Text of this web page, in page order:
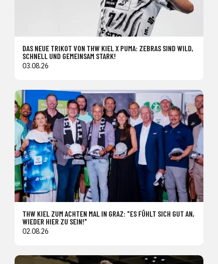
DAS NEUE TRIKOT VON THW KIEL X PUMA: ZEBRAS SIND WILD,
SCHNELL UND GEMEINSAM STARK!
03.08.26
THW KIEL ZUM ACHTEN MAL IN GRAZ: "ES FÜHLT SICH GUT AN,
WIEDER HIER ZU SEIN!"
02.08.26